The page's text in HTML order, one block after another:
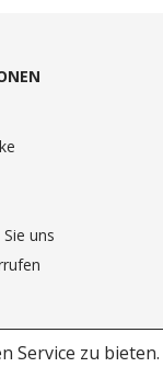
Service zu bieten.
uns